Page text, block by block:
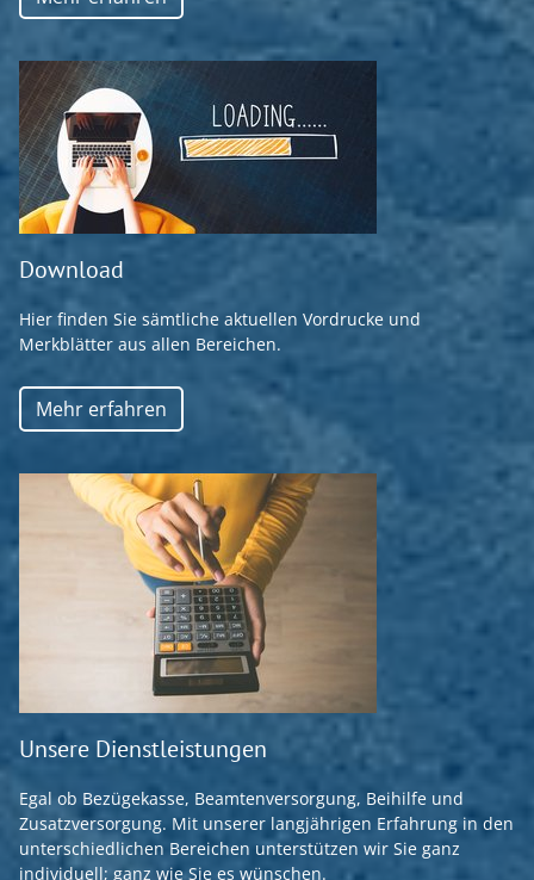
Download
Hier finden Sie sämtliche aktuellen Vordrucke und
Merkblätter aus allen Bereichen.
Mehr erfahren
Unsere Dienstleistungen
Egal ob Bezügekasse, Beamtenversorgung, Beihilfe und
Zusatzversorgung. Mit unserer langjährigen Erfahrung in den
unterschiedlichen Bereichen unterstützen wir Sie ganz
individuell; ganz wie Sie es wünschen.